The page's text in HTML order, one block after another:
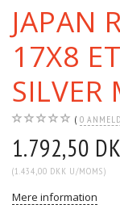
JAPAN
17X8
SILVER
0
1.792,50
(1.434,00 DKK U/MOMS)
Mere information